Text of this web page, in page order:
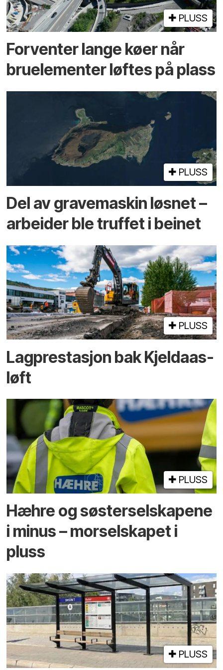
PLUSS
Forventer lange køer når
bru­elementer løftes på plass
PLUSS
Del av grave­maskin løsnet –
arbeider ble truffet i beinet
PLUSS
Lagprestasjon bak Kjeldaas-
løft
PLUSS
Hæhre og søster­selskapene
i minus – mor­selskapet i
pluss
PLUSS